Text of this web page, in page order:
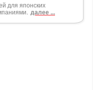
для японских
далее ...